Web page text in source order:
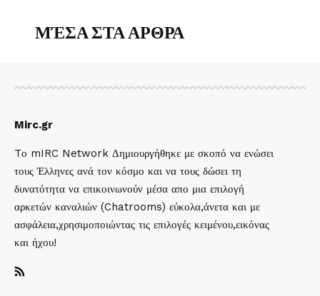
ΜΈΣΑ ΣΤΑ ΑΡΘΡΑ
Mirc.gr
Tο mIRC Network Δημιουργήθηκε με σκοπό να ενώσει
τους Έλληνες ανά τον κόσμο και να τους δώσει τη
δυνατότητα να επικοινωνούν μέσα απο μια επιλογή
αρκετών καναλιών (Chatrooms) εύκολα,άνετα και με
ασφάλεια,χρησιμοποιώντας τις επιλογές κειμένου,εικόνας
και ήχου!